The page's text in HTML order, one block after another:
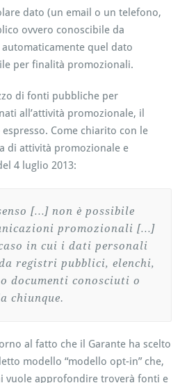
n
s
o
dato (un email o un telefono,
ovvero conoscibile da
quel dato
per finalità promozionali.
di fonti pubbliche per
all’attività promozionale, il
Come chiarito con le
di attività promozionale e
4 luglio 2013:
[…] non è possibile
promozionali […]
in cui i dati personali
registri pubblici, elenchi,
documenti conosciuti o
chiunque.
al fatto che il Garante ha scelto
modello “modello opt-in” che,
vuole approfondire troverà fonti e